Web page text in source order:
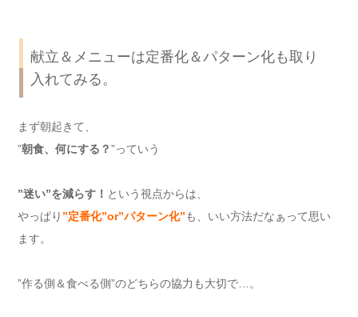
献立＆メニューは定番化＆パターン化も取り
入れてみる。
まず朝起きて、
”朝食、何にする？”っていう
”迷い”を減らす！ という視点からは、
やっぱり ”定番化”or”パターン化”も、いい方法だなぁって思い
ます。
”作る側＆食べる側”のどちらの協力も大切で…。